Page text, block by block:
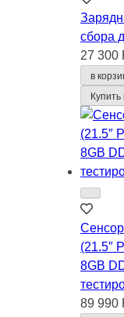
сбора
27 300
в
Купить
(21.5″
8GB
89 990